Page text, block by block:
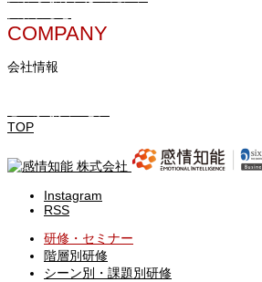
COMPANY
会社情報
TOP
Instagram
RSS
研修・セミナー
階層別研修
シーン別・課題別研修